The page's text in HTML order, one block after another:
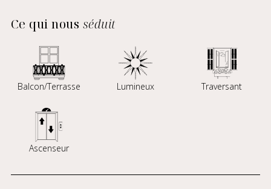
Ce qui nous séduit
Balcon/Terrasse Lumineux Traversant
Ascenseur